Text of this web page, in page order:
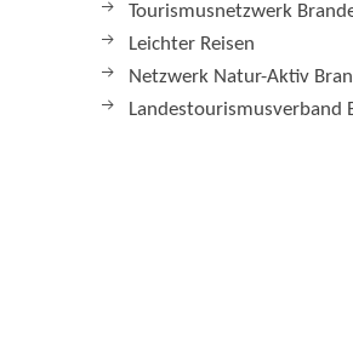
Tourismusnetzwerk
Leichter Reisen
Netzwerk Natur-Aktiv
Landestourismusverband